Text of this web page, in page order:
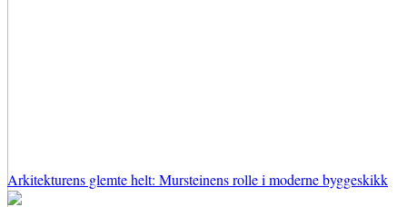
Arkitekturens glemte helt: Mursteinens rolle i moderne byggeskikk